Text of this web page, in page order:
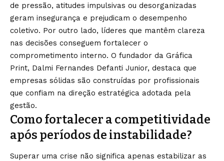
de pressão, atitudes impulsivas ou desorganizadas
geram insegurança e prejudicam o desempenho
coletivo. Por outro lado, líderes que mantêm clareza
nas decisões conseguem fortalecer o
comprometimento interno. O fundador da Gráfica
Print, Dalmi Fernandes Defanti Junior, destaca que
empresas sólidas são construídas por profissionais
que confiam na direção estratégica adotada pela
gestão.
Como fortalecer a competitividade
após períodos de instabilidade?
Superar uma crise não significa apenas estabilizar as